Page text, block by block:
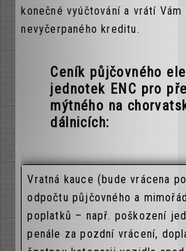
konečné vyúčtování a vrátí Vám
nevyčerpaného kreditu.
Ceník půjčovného
jednotek ENC pro
mýtného na
dálnicích:
Vratná kauce (bude vrácena po
odpočtu půjčovného a
poplatků – např. poškození
penále za pozdní vrácení,